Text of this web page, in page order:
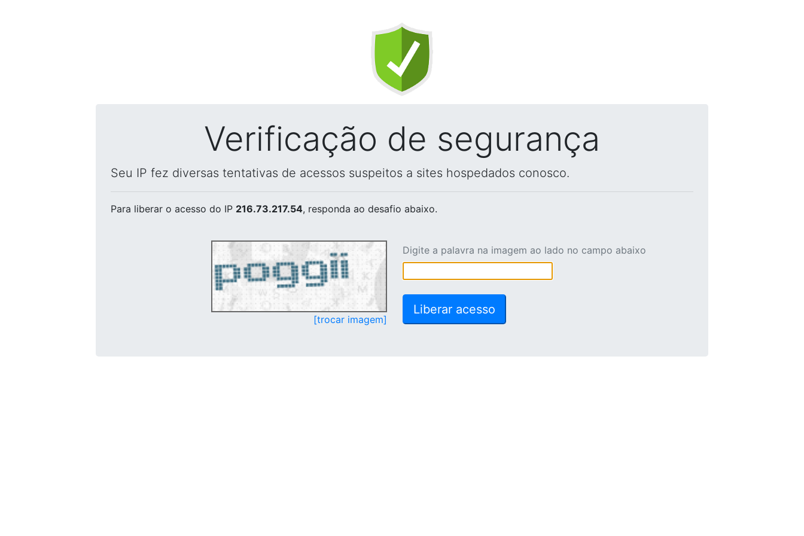
Verificação de segurança
Seu IP fez diversas tentativas de acessos suspeitos a sites hospedados conosco.
Para liberar o acesso do IP 216.73.217.54, responda ao desafio abaixo.
[trocar imagem]
Digite a palavra na imagem ao lado no campo abaixo